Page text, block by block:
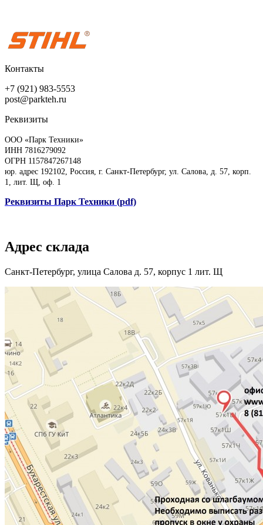
Контакты
+7 (921) 983-5553
post@parkteh.ru
Реквизиты
ООО «Парк Техники»
ИНН 7816279092
ОГРН 1157847267148
юр. адрес 192102, Россия, г. Санкт-Петербург, ул. Салова, д. 57, корп.
1, лит. Щ, оф. 1
Реквизиты Парк Техники (pdf)
Адрес склада
Санкт-Петербург, улица Салова д. 57, корпус 1 лит. Щ